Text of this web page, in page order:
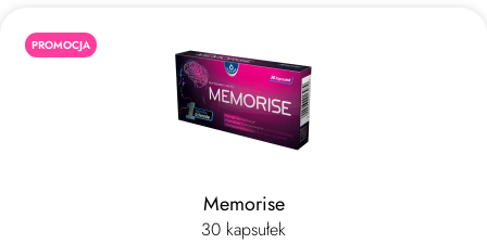
PROMOCJA
Memorise
30 kapsułek